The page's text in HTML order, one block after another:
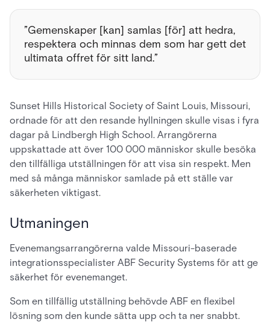
”Gemenskaper [kan] samlas [för] att hedra,
respektera och minnas dem som har gett det
ultimata offret för sitt land.”
Sunset Hills Historical Society of Saint Louis, Missouri,
ordnade för att den resande hyllningen skulle visas i fyra
dagar på Lindbergh High School. Arrangörerna
uppskattade att över 100 000 människor skulle besöka
den tillfälliga utställningen för att visa sin respekt. Men
med så många människor samlade på ett ställe var
säkerheten viktigast.
Utmaningen
Evenemangsarrangörerna valde Missouri-baserade
integrationsspecialister ABF Security Systems för att ge
säkerhet för evenemanget.
Som en tillfällig utställning behövde ABF en flexibel
lösning som den kunde sätta upp och ta ner snabbt.